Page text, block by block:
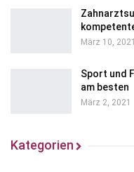
März 10, 2021
Sport und
am besten
März 2, 2021
Kategorien